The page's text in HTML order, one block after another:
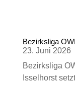
Bezirksliga
23. Juni 2026
Bezirksliga
Isselhorst